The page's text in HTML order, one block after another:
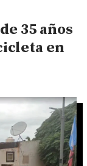
35 años
en